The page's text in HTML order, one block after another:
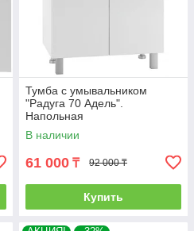
Тумба с умывальником
"Радуга 70 Адель".
Напольная
В наличии
61 000 ₸ 92 000 ₸
Купить